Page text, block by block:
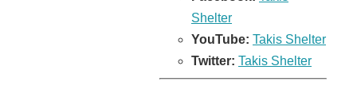
Shelter
YouTube: Takis Shelter
Twitter: Takis Shelter